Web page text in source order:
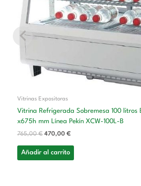
Vitrinas Expositoras
Vitrina Refrigerada Sobremesa 100 litros
x675h mm Línea Pekín XCW-100L-B
765,00€ 470,00 €
Añadir al carrito